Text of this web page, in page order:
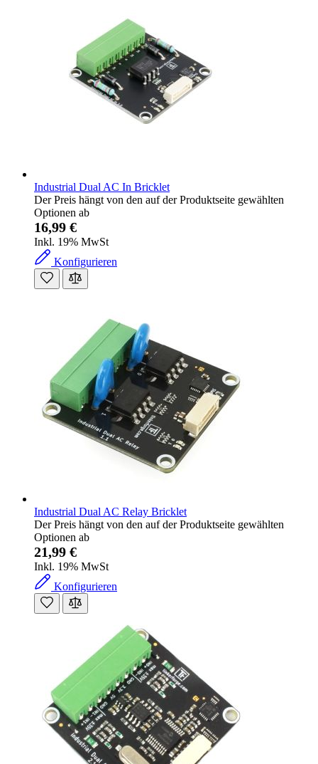
Industrial Dual AC In Bricklet
Der Preis hängt von den auf der Produktseite gewählten
Optionen ab
16,99 €
Inkl. 19% MwSt
Konfigurieren
Industrial Dual AC Relay Bricklet
Der Preis hängt von den auf der Produktseite gewählten
Optionen ab
21,99 €
Inkl. 19% MwSt
Konfigurieren